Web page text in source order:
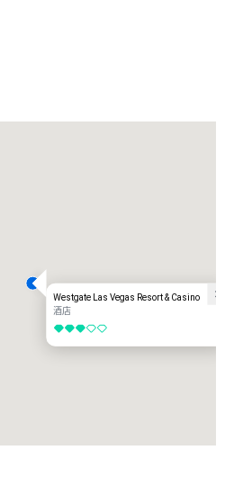
Westgate Las Vegas Resort & Casino
酒店
3/5